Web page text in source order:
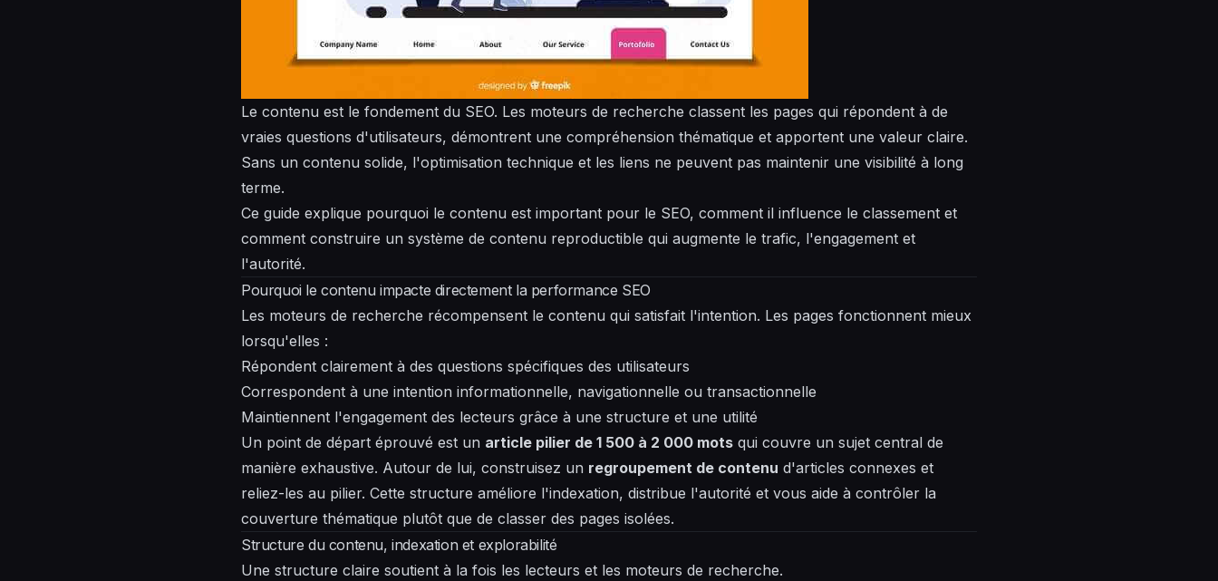
Le contenu est le fondement du SEO. Les moteurs de recherche classent les pages qui répondent à de
vraies questions d'utilisateurs, démontrent une compréhension thématique et apportent une valeur claire.
Sans un contenu solide, l'optimisation technique et les liens ne peuvent pas maintenir une visibilité à long
terme.
Ce guide explique pourquoi le contenu est important pour le SEO, comment il influence le classement et
comment construire un système de contenu reproductible qui augmente le trafic, l'engagement et
l'autorité.
Pourquoi le contenu impacte directement la performance SEO
Les moteurs de recherche récompensent le contenu qui satisfait l'intention. Les pages fonctionnent mieux
lorsqu'elles :
Répondent clairement à des questions spécifiques des utilisateurs
Correspondent à une intention informationnelle, navigationnelle ou transactionnelle
Maintiennent l'engagement des lecteurs grâce à une structure et une utilité
Un point de départ éprouvé est un article pilier de 1 500 à 2 000 mots qui couvre un sujet central de
manière exhaustive. Autour de lui, construisez un regroupement de contenu d'articles connexes et
reliez-les au pilier. Cette structure améliore l'indexation, distribue l'autorité et vous aide à contrôler la
couverture thématique plutôt que de classer des pages isolées.
Structure du contenu, indexation et explorabilité
Une structure claire soutient à la fois les lecteurs et les moteurs de recherche.